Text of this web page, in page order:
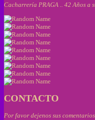
Cacharrería PRAGA .. 42 Años a
CONTACTO
Por favor dejenos sus